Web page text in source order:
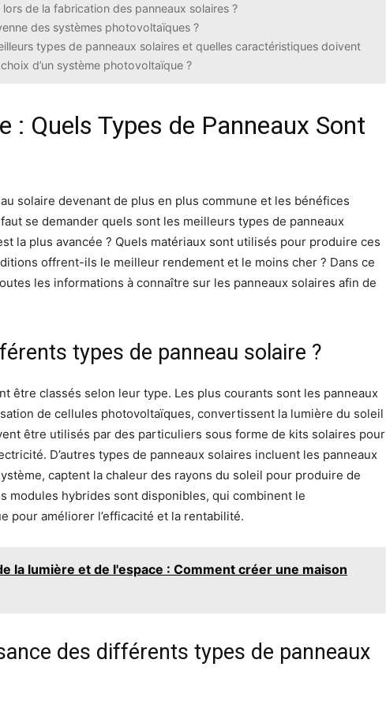
de la fabrication des panneaux solaires ?
des systèmes photovoltaïques ?
types de panneaux solaires et quelles caractéristiques doivent
d’un système photovoltaïque ?
: Quels Types de Panneaux Sont
solaire devenant de plus en plus commune et les bénéfices
se demander quels sont les meilleurs types de panneaux
la plus avancée ? Quels matériaux sont utilisés pour produire ces
offrent-ils le meilleur rendement et le moins cher ? Dans ce
les informations à connaître sur les panneaux solaires afin de
types de panneau solaire ?
être classés selon leur type. Les plus courants sont les panneaux
de cellules photovoltaïques, convertissent la lumière du soleil
être utilisés par des particuliers sous forme de kits solaires pour
D’autres types de panneaux solaires incluent les panneaux
captent la chaleur des rayons du soleil pour produire de
modules hybrides sont disponibles, qui combinent le
pour améliorer l’efficacité et la rentabilité.
la lumière et de l'espace : Comment créer une maison
des différents types de panneaux